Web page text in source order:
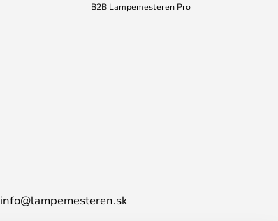
B2B Lampemesteren Pro
info@lampemesteren.sk